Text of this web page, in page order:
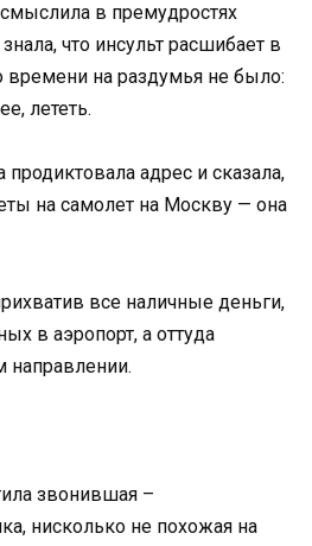
в премудростях
что инсульт расшибает в
времени на раздумья не было:
лететь.
адрес и сказала,
на самолет на Москву — она
все наличные деньги,
в аэропорт, а оттуда
направлении.
звонившая –
нисколько не похожая на